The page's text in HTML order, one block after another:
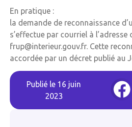
En pratique :
la demande de reconnaissance
s’effectue par courriel à
frup@interieur.gouv.fr. Cette
accordée par un décret publié au
Publié le 16 juin
2023